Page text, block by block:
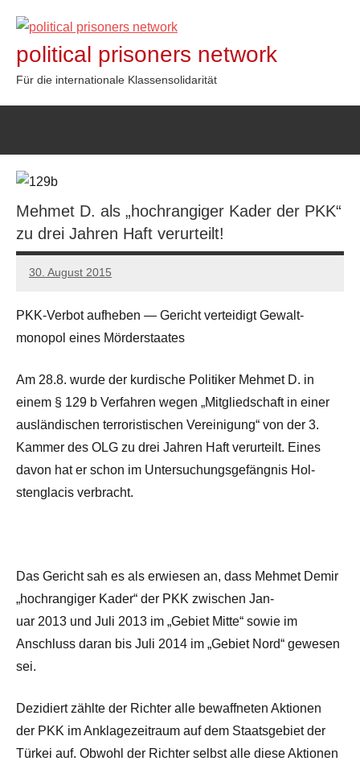
Inhalt
springen
political prisoners network
Für die internationale Klassensolidarität
Mehmet D. als „hochrangiger Kader der PKK“
zu drei Jahren Haft verurteilt!
30. August 2015
admin
PKK-Verbot aufheben — Gericht vertei­digt Gewalt­
monopol eines Mörderstaates
Am 28.8. wurde der kur­dis­che Poli­tiker Mehmet D. in
einem § 129 b Ver­fahren wegen „Mit­glied­schaft in einer
aus­ländis­chen ter­ror­is­tis­chen Vere­ini­gung“ von der 3.
Kam­mer des OLG zu drei Jahren Haft verurteilt. Eines
davon hat er schon im Unter­suchungs­ge­fäng­nis Hol­
stenglacis verbracht.
Das Gericht sah es als erwiesen an, dass Mehmet Demir
„hochrangiger Kader“ der PKK zwis­chen Jan­
uar 2013 und Juli 2013 im „Gebiet Mitte“ sowie im
Anschluss daran bis Juli 2014 im „Gebiet Nord“ gewe­sen
sei.
Dezi­diert zählte der Richter alle bewaffneten Aktio­nen
der PKK im Anklagezeitraum auf dem Staats­ge­biet der
Türkei auf. Obwohl der Richter selbst alle diese Aktio­nen